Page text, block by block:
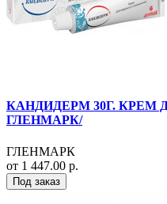
КАНДИДЕРМ 30Г. КРЕМ
ГЛЕНМАРК/
ГЛЕНМАРК
от 1 447.00 р.
Под заказ